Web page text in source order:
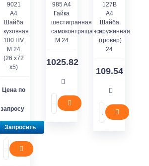
9021
A4
Шайба
кузовная
100 HV
M 24
(26 x72
x5)
Цена по
запросу
Запросить
985 A4
Гайка
шестигранная
самоконтрящаяся
M 24
1025.82
127В
А4
Шайба
пружинная
(гровер)
24
109.54